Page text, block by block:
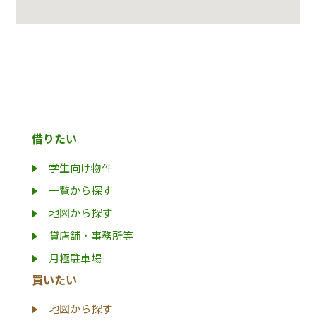
借りたい
学生向け物件
一覧から探す
地図から探す
貸店舗・事務所等
月極駐車場
買いたい
地図から探す